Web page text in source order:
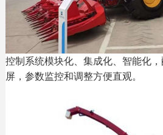
控制系统模块化、集成化、智能化
屏，参数监控和调整方便直观。